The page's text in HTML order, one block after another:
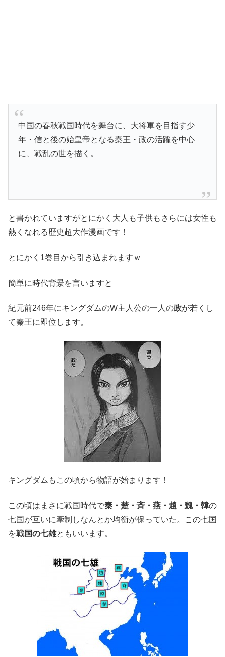
中国の春秋戦国時代を舞台に、大将軍を目指す少
年・信と後の始皇帝となる秦王・政の活躍を中心
に、戦乱の世を描く。
と書かれていますがとにかく大人も子供もさらには女性も
熱くなれる歴史超大作漫画です！
とにかく1巻目から引き込まれますｗ
簡単に時代背景を言いますと
紀元前246年にキングダムのW主人公の一人の政が若くし
て秦王に即位します。
キングダムもこの頃から物語が始まります！
この頃はまさに戦国時代で秦・楚・斉・燕・趙・魏・韓の
七国が互いに牽制しなんとか均衡が保っていた。この七国
を戦国の七雄ともいいます。